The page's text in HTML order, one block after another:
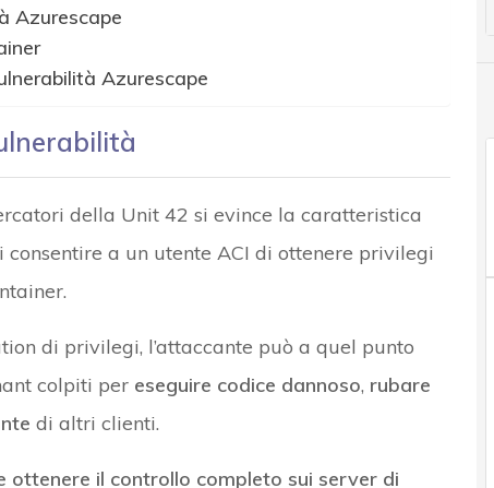
Azurescape
Azurescape
della Unit 42 si evince la caratteristica
a un utente ACI di ottenere privilegi
di privilegi, l’attaccante può a quel punto
colpiti per eseguire codice dannoso, rubare
di altri clienti.
ottenere il controllo completo sui server di